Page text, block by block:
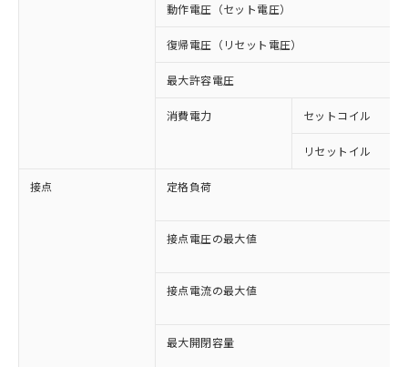
動作電圧（セット電圧）
復帰電圧（リセット電圧）
最大許容電圧
消費電力 セットコイル
リセットイル
接点 定格負荷
接点電圧の最大値
接点電流の最大値
最大開閉容量